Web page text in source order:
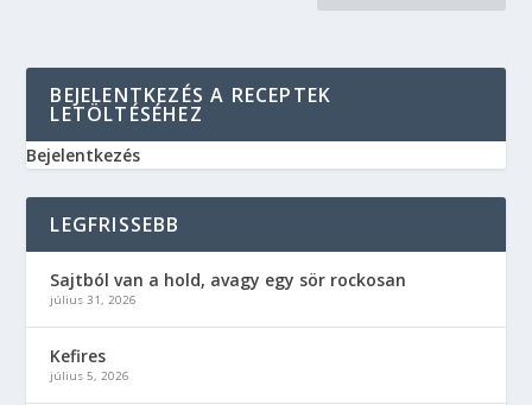
BEJELENTKEZÉS A RECEPTEK
LETÖLTÉSÉHEZ
Bejelentkezés
LEGFRISSEBB
Sajtból van a hold, avagy egy sör rockosan
július 31, 2026
Kefires
július 5, 2026